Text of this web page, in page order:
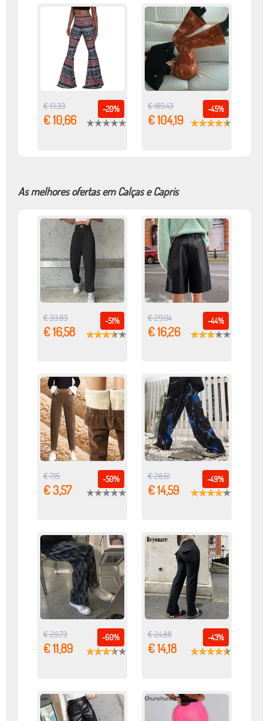
-20%
€ 13,33
€ 10,66
-45%
€ 189,43
€ 104,19
As melhores ofertas em Calças e Capris
-51%
€ 33,83
€ 16,58
-44%
€ 29,04
€ 16,26
-50%
€ 7,15
€ 3,57
-49%
€ 28,61
€ 14,59
-60%
€ 29,73
€ 11,89
-43%
€ 24,88
€ 14,18